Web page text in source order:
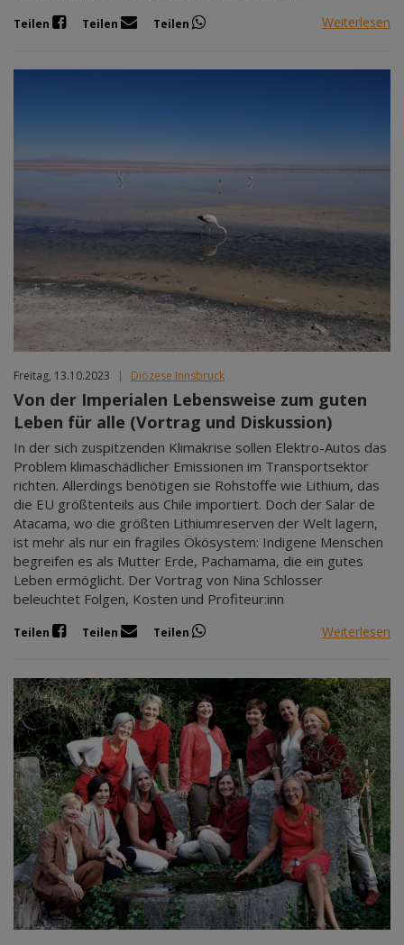
Teilen Teilen Teilen Weiterlesen
Freitag, 13.10.2023 | Diözese Innsbruck
Von der Imperialen Lebensweise zum guten
Leben für alle (Vortrag und Diskussion)
In der sich zuspitzenden Klimakrise sollen Elektro-Autos das
Problem klimaschädlicher Emissionen im Transportsektor
richten. Allerdings benötigen sie Rohstoffe wie Lithium, das
die EU größtenteils aus Chile importiert. Doch der Salar de
Atacama, wo die größten Lithiumreserven der Welt lagern,
ist mehr als nur ein fragiles Ökösystem: Indigene Menschen
begreifen es als Mutter Erde, Pachamama, die ein gutes
Leben ermöglicht. Der Vortrag von Nina Schlosser
beleuchtet Folgen, Kosten und Profiteur:inn
Teilen Teilen Teilen Weiterlesen